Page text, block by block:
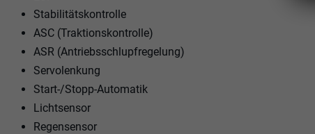
Stabilitätskontrolle
ASC (Traktionskontrolle)
ASR (Antriebsschlupfregelung)
Servolenkung
Start-/Stopp-Automatik
Lichtsensor
Regensensor